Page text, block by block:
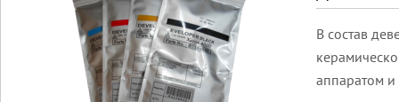
В состав
аппаратом